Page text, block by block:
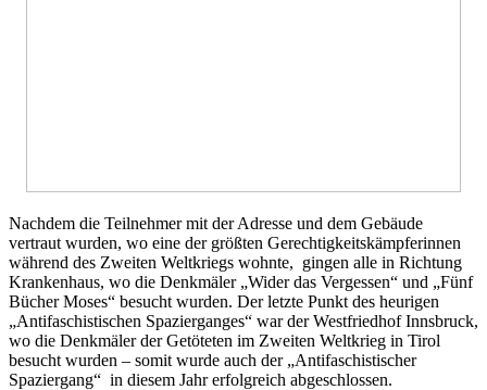
Nachdem die Teilnehmer mit der Adresse und dem Gebäude
vertraut wurden, wo eine der größten Gerechtigkeitskämpferinnen
während des Zweiten Weltkriegs wohnte, gingen alle in Richtung
Krankenhaus, wo die Denkmäler „Wider das Vergessen“ und „Fünf
Bücher Moses“ besucht wurden. Der letzte Punkt des heurigen
„Antifaschistischen Spazierganges“ war der Westfriedhof Innsbruck,
wo die Denkmäler der Getöteten im Zweiten Weltkrieg in Tirol
besucht wurden – somit wurde auch der „Antifaschistischer
Spaziergang“ in diesem Jahr erfolgreich abgeschlossen.